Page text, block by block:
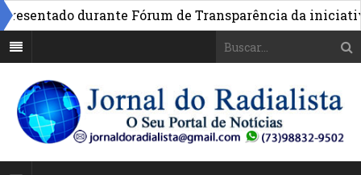
durante Fórum de Transparência da iniciativa